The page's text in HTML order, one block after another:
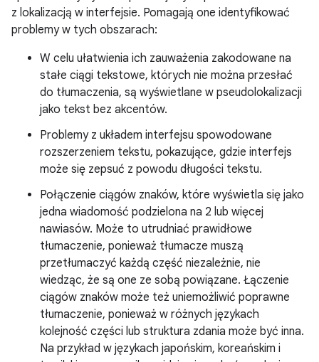
z lokalizacją w interfejsie. Pomagają one identyfikować
problemy w tych obszarach:
W celu ułatwienia ich zauważenia zakodowane na
stałe ciągi tekstowe, których nie można przesłać
do tłumaczenia, są wyświetlane w pseudolokalizacji
jako tekst bez akcentów.
Problemy z układem interfejsu spowodowane
rozszerzeniem tekstu, pokazujące, gdzie interfejs
może się zepsuć z powodu długości tekstu.
Połączenie ciągów znaków, które wyświetla się jako
jedna wiadomość podzielona na 2 lub więcej
nawiasów. Może to utrudniać prawidłowe
tłumaczenie, ponieważ tłumacze muszą
przetłumaczyć każdą część niezależnie, nie
wiedząc, że są one ze sobą powiązane. Łączenie
ciągów znaków może też uniemożliwić poprawne
tłumaczenie, ponieważ w różnych językach
kolejność części lub struktura zdania może być inna.
Na przykład w językach japońskim, koreańskim i